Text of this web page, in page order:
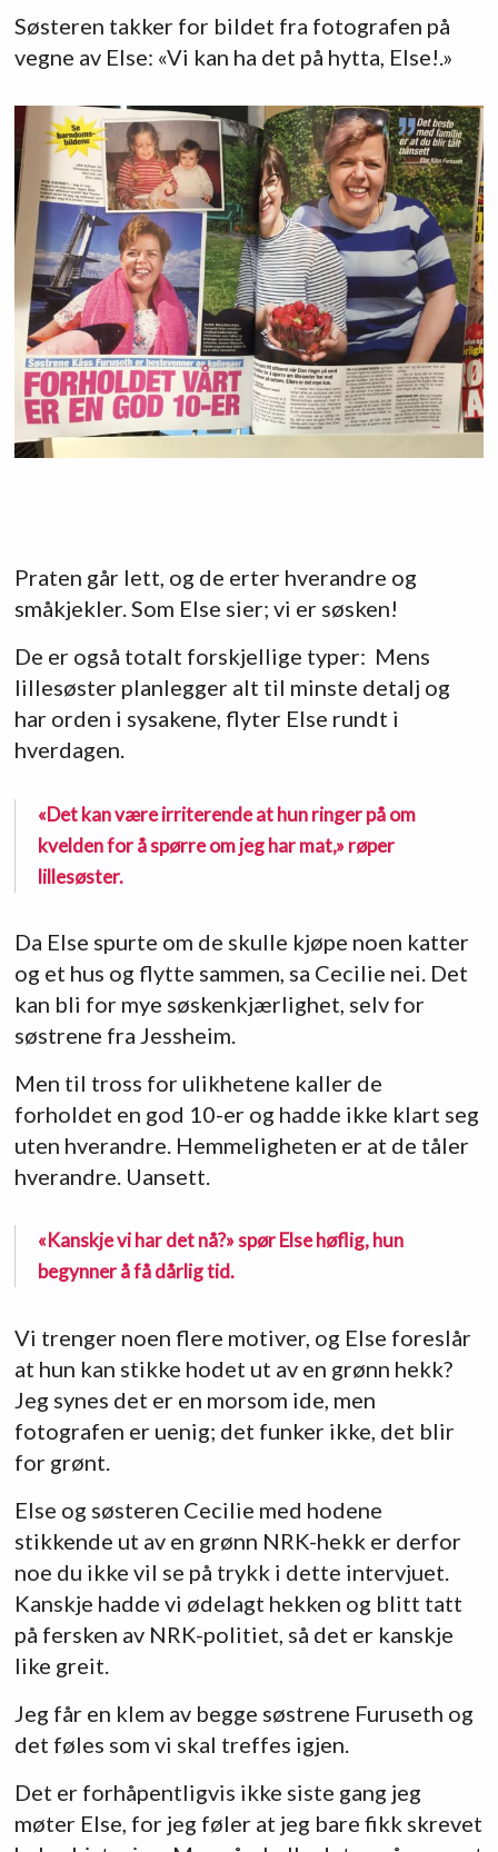
Søsteren takker for bildet fra fotografen på
vegne av Else: «Vi kan ha det på hytta, Else!.»
Praten går lett, og de erter hverandre og
småkjekler. Som Else sier; vi er søsken!
De er også totalt forskjellige typer: Mens
lillesøster planlegger alt til minste detalj og
har orden i sysakene, flyter Else rundt i
hverdagen.
«Det kan være irriterende at hun ringer på om
kvelden for å spørre om jeg har mat,» røper
lillesøster.
Da Else spurte om de skulle kjøpe noen katter
og et hus og flytte sammen, sa Cecilie nei. Det
kan bli for mye søskenkjærlighet, selv for
søstrene fra Jessheim.
Men til tross for ulikhetene kaller de
forholdet en god 10-er og hadde ikke klart seg
uten hverandre. Hemmeligheten er at de tåler
hverandre. Uansett.
«Kanskje vi har det nå?» spør Else høflig, hun
begynner å få dårlig tid.
Vi trenger noen flere motiver, og Else foreslår
at hun kan stikke hodet ut av en grønn hekk?
Jeg synes det er en morsom ide, men
fotografen er uenig; det funker ikke, det blir
for grønt.
Else og søsteren Cecilie med hodene
stikkende ut av en grønn NRK-hekk er derfor
noe du ikke vil se på trykk i dette intervjuet.
Kanskje hadde vi ødelagt hekken og blitt tatt
på fersken av NRK-politiet, så det er kanskje
like greit.
Jeg får en klem av begge søstrene Furuseth og
det føles som vi skal treffes igjen.
Det er forhåpentligvis ikke siste gang jeg
møter Else, for jeg føler at jeg bare fikk skrevet